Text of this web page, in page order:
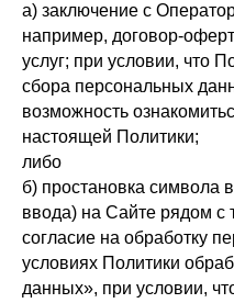
а) заключение с
например, договор-
услуг; при условии, что
сбора персональных
возможность
настоящей Политики;
либо
б) простановка символа
ввода) на Сайте рядом с
согласие на обработку
условиях Политики
данных», при условии,